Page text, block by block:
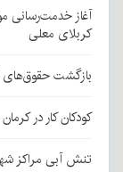
آغاز خدمت‌رسانی
کربلای معلی
بازگشت حقوق‌های
کودکان کار در کرمان ۳۰ درصد کمتر شدند
تنش آبی مراکز